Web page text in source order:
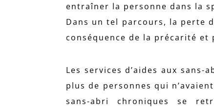
entraîner la personne dans la
Dans un tel parcours, la perte
conséquence de la précarité
Les services d’aides aux
plus de personnes qui
sans-abri chroniques se